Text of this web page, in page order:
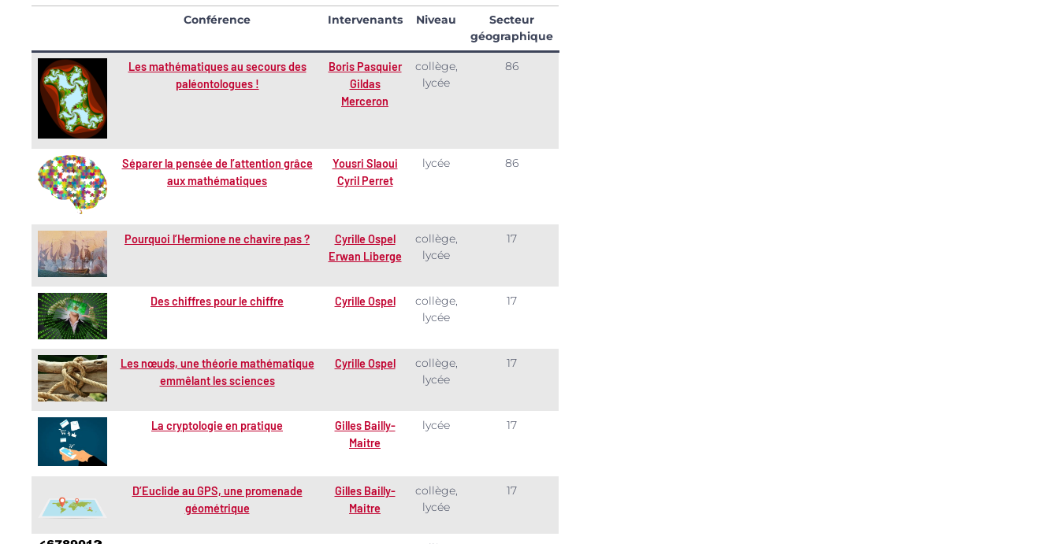
Conférence Intervenants Niveau
Secteur
géographique
Les mathématiques au secours des
paléontologues !
Boris Pasquier
Gildas
Merceron
collège,
lycée
86
Séparer la pensée de l’attention grâce
aux mathématiques
Yousri Slaoui
Cyril Perret
lycée 86
Pourquoi l’Hermione ne chavire pas ?
Cyrille Ospel
Erwan Liberge
collège,
lycée
17
Des chiffres pour le chiffre Cyrille Ospel
collège,
lycée
17
Les nœuds, une théorie mathématique
emmêlant les sciences
Cyrille Ospel
collège,
lycée
17
La cryptologie en pratique
Gilles Bailly-
Maitre
lycée 17
D’Euclide au GPS, une promenade
géométrique
Gilles Bailly-
Maitre
collège,
lycée
17